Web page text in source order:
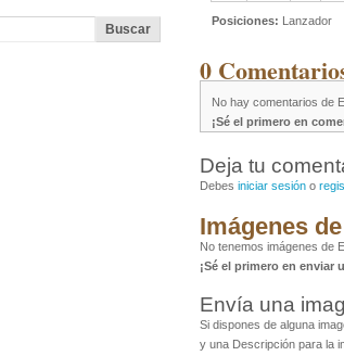
Posiciones: Lanzador
0
No hay comentarios de
¡Sé el primero en
Deja tu
Debes iniciar sesión o
Imágenes
No tenemos imágenes de
¡Sé el primero en enviar
Envía una
Si dispones de alguna
y una Descripción para la